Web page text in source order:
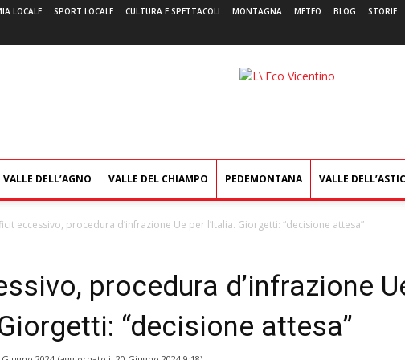
LOCALE SPORT LOCALE CULTURA E SPETTACOLI MONTAGNA METEO BLOG STORIE
L'Eco
VALLE DELL’AGNO VALLE DEL CHIAMPO PEDEMONTANA VALLE
eccessivo, procedura d’infrazione Ue per l’Italia. Giorgetti: “decisione attesa”
procedura d’infrazione
“decisione attesa”